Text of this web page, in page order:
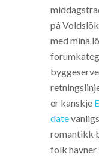
på
med mina
er kanskje
date
romantikk
folk